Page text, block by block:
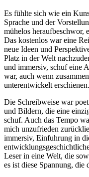
Es fühlte sich wie ein
Sprache und der
mühelos heraufbeschwor,
Das kostenlos war eine
neue Ideen und
Platz in der Welt
und immersiv, schuf eine
war, auch wenn
unterentwickelt erschienen.
Die Schreibweise war
und Bildern, die eine
schuf. Auch das Tempo
mich unzufrieden
immersiv, Einfuhrung in
Leser in eine Welt, die
es ist diese Spannung, die